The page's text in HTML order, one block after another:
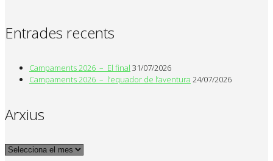
Entrades recents
Campaments 2026 – El final 31/07/2026
Campaments 2026 – l’equador de l’aventura 24/07/2026
Arxius
Arxius